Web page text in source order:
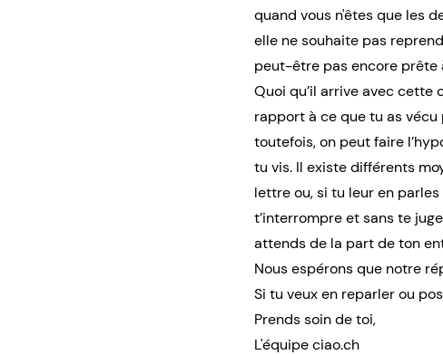
quand vous n'êtes que les
elle ne souhaite pas
peut-être pas encore prête
Quoi qu’il arrive avec
rapport à ce que tu as vécu
toutefois, on peut faire
tu vis. Il existe différents
lettre ou, si tu leur en
t’interrompre et sans te
attends de la part de ton
Nous espérons que notre
Si tu veux en reparler ou
Prends soin de toi,
L'équipe ciao.ch